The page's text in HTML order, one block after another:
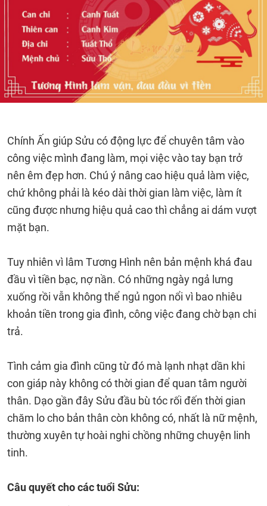
Chính Ấn giúp Sửu có động lực để chuyên tâm vào
công việc mình đang làm, mọi việc vào tay bạn trở
nên êm đẹp hơn. Chú ý nâng cao hiệu quả làm việc,
chứ không phải là kéo dài thời gian làm việc, làm ít
cũng được nhưng hiệu quả cao thì chẳng ai dám vượt
mặt bạn.
Tuy nhiên vì lâm Tương Hình nên bản mệnh khá đau
đầu vì tiền bạc, nợ nần. Có những ngày ngả lưng
xuống rồi vẫn không thể ngủ ngon nổi vì bao nhiêu
khoản tiền trong gia đình, công việc đang chờ bạn chi
trả.
Tình cảm gia đình cũng từ đó mà lạnh nhạt dần khi
con giáp này không có thời gian để quan tâm người
thân. Dạo gần đây Sửu đầu bù tóc rối đến thời gian
chăm lo cho bản thân còn không có, nhất là nữ mệnh,
thường xuyên tự hoài nghi chồng những chuyện linh
tinh.
Câu quyết cho các tuổi Sửu: